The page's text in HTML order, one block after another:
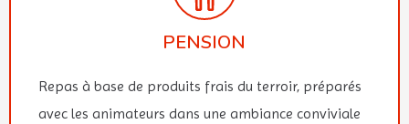
PENSION
Repas à base de produits frais du terroir, préparés
avec les animateurs dans une ambiance conviviale